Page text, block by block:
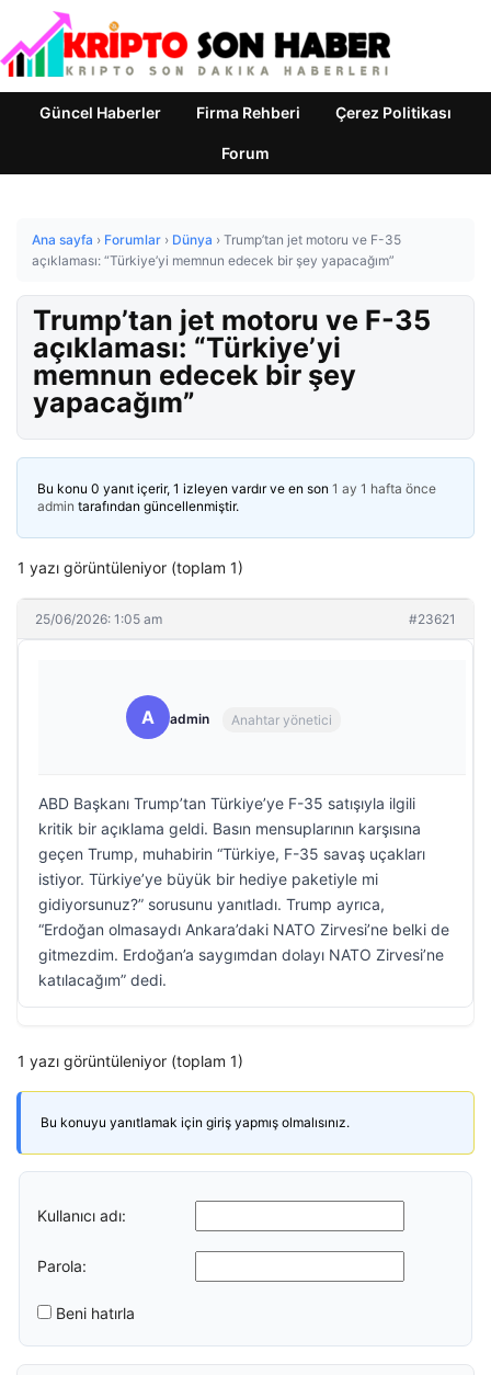
Güncel Haberler Firma Rehberi Çerez Politikası
Forum
Ana sayfa › Forumlar › Dünya › Trump’tan jet motoru ve F-35
açıklaması: “Türkiye’yi memnun edecek bir şey yapacağım”
Trump’tan jet motoru ve F-35
açıklaması: “Türkiye’yi
memnun edecek bir şey
yapacağım”
Bu konu 0 yanıt içerir, 1 izleyen vardır ve en son 1 ay 1 hafta önce
admin tarafından güncellenmiştir.
1 yazı görüntüleniyor (toplam 1)
25/06/2026: 1:05 am #23621
A admin Anahtar yönetici
ABD Başkanı Trump’tan Türkiye’ye F-35 satışıyla ilgili
kritik bir açıklama geldi. Basın mensuplarının karşısına
geçen Trump, muhabirin “Türkiye, F-35 savaş uçakları
istiyor. Türkiye’ye büyük bir hediye paketiyle mi
gidiyorsunuz?” sorusunu yanıtladı. Trump ayrıca,
“Erdoğan olmasaydı Ankara’daki NATO Zirvesi’ne belki de
gitmezdim. Erdoğan’a saygımdan dolayı NATO Zirvesi’ne
katılacağım” dedi.
1 yazı görüntüleniyor (toplam 1)
Bu konuyu yanıtlamak için giriş yapmış olmalısınız.
Kullanıcı adı:
Parola:
Beni hatırla